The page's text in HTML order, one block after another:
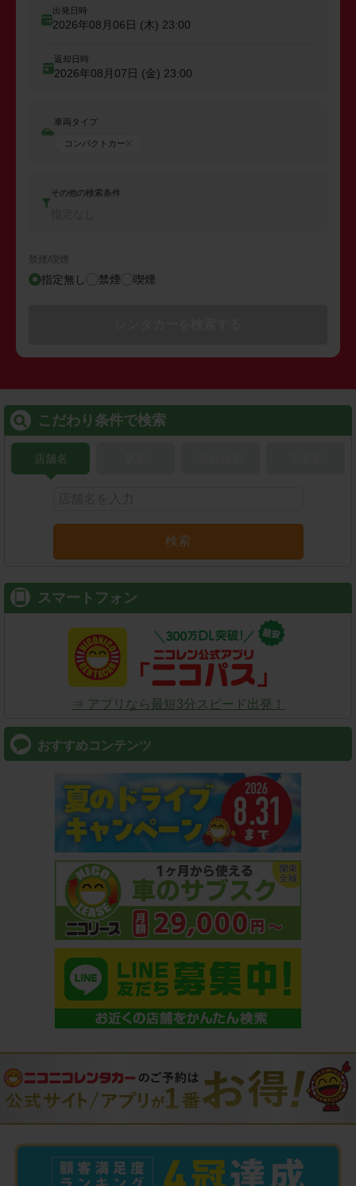
出発日時
2026年08月06日 (木) 23:00
返却日時
2026年08月07日 (金) 23:00
車両タイプ
コンパクトカー
その他の検索条件
禁煙/喫煙
指定無し 禁煙 喫煙
こだわり条件で検索
店舗名
検索
スマートフォン
⇒ アプリなら最短3分スピード出発！
おすすめコンテンツ